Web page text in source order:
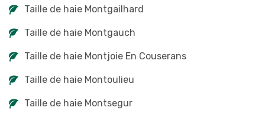
Taille de haie Montgailhard
Taille de haie Montgauch
Taille de haie Montjoie En Couserans
Taille de haie Montoulieu
Taille de haie Montsegur